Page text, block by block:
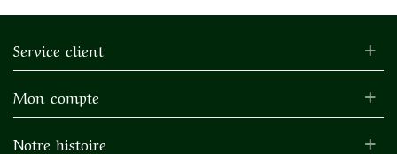
Service client
Mon compte
Notre histoire